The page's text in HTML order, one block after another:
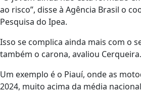
ao risco”, disse à Agência Brasil o
Pesquisa do Ipea.
Isso se complica ainda mais com o
também o carona, avaliou Cerqueira.
Um exemplo é o Piauí, onde as
2024, muito acima da média nacional